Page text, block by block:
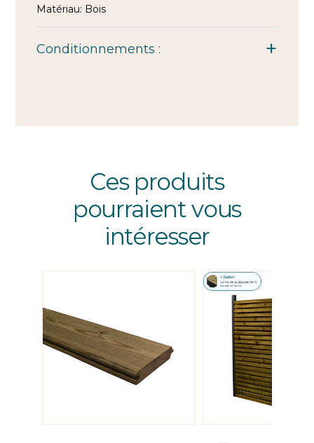
Matériau: Bois
Conditionnements :
Ces produits
pourraient vous
intéresser